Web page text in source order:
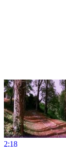
2:18